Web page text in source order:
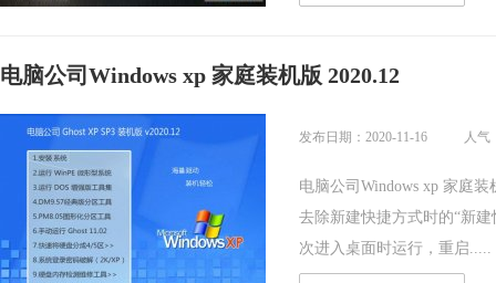
电脑公司Windows xp 家庭装机版 2020.12
发布日期：2020-11-16 人气
电脑公司Windows xp 家庭
去除新建快捷方式时的“新
次进入桌面时运行，重启.....